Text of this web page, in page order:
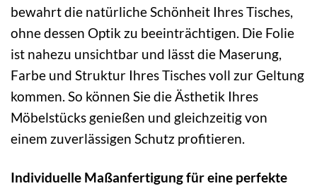
bewahrt die natürliche Schönheit Ihres Tisches,
ohne dessen Optik zu beeinträchtigen. Die Folie
ist nahezu unsichtbar und lässt die Maserung,
Farbe und Struktur Ihres Tisches voll zur Geltung
kommen. So können Sie die Ästhetik Ihres
Möbelstücks genießen und gleichzeitig von
einem zuverlässigen Schutz profitieren.
Individuelle Maßanfertigung für eine perfekte